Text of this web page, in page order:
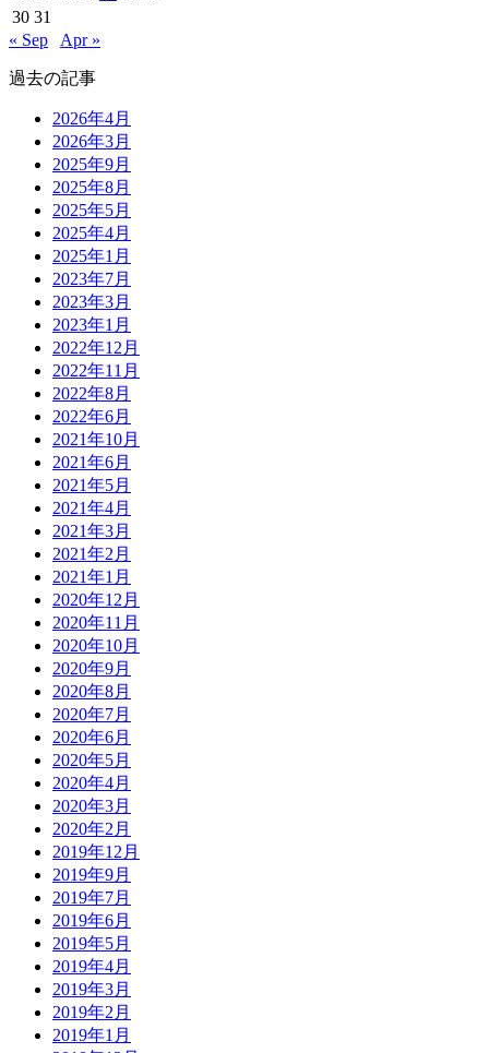
30 31
« Sep
Apr »
過去の記事
2026年4月
2026年3月
2025年9月
2025年8月
2025年5月
2025年4月
2025年1月
2023年7月
2023年3月
2023年1月
2022年12月
2022年11月
2022年8月
2022年6月
2021年10月
2021年6月
2021年5月
2021年4月
2021年3月
2021年2月
2021年1月
2020年12月
2020年11月
2020年10月
2020年9月
2020年8月
2020年7月
2020年6月
2020年5月
2020年4月
2020年3月
2020年2月
2019年12月
2019年9月
2019年7月
2019年6月
2019年5月
2019年4月
2019年3月
2019年2月
2019年1月